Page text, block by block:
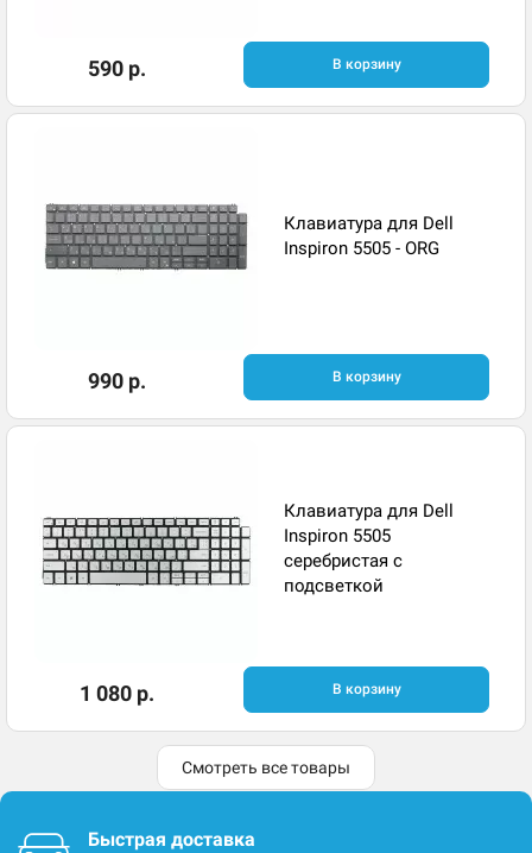
590 р. В корзину
Клавиатура для Dell
Inspiron 5505 - ORG
990 р. В корзину
Клавиатура для Dell
Inspiron 5505
серебристая с
подсветкой
1 080 р. В корзину
Смотреть все товары
Быстрая доставка